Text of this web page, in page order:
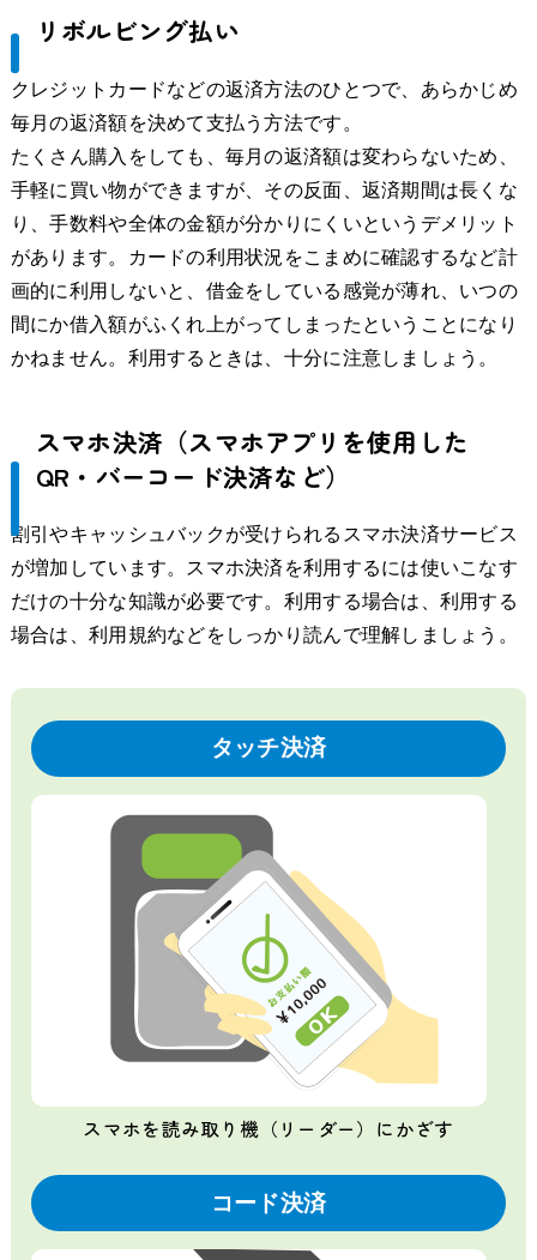
リボルビング払い
クレジットカードなどの返済方法のひとつで、あらかじめ
毎月の返済額を決めて支払う方法です。
たくさん購入をしても、毎月の返済額は変わらないため、
手軽に買い物ができますが、その反面、返済期間は長くな
り、手数料や全体の金額が分かりにくいというデメリット
があります。カードの利用状況をこまめに確認するなど計
画的に利用しないと、借金をしている感覚が薄れ、いつの
間にか借入額がふくれ上がってしまったということになり
かねません。利用するときは、十分に注意しましょう。
スマホ決済（スマホアプリを使用した
QR・バーコード決済など）
割引やキャッシュバックが受けられるスマホ決済サービス
が増加しています。スマホ決済を利用するには使いこなす
だけの十分な知識が必要です。利用する場合は、利用する
場合は、利用規約などをしっかり読んで理解しましょう。
タッチ決済
スマホを読み取り機（リーダー）にかざす
コード決済